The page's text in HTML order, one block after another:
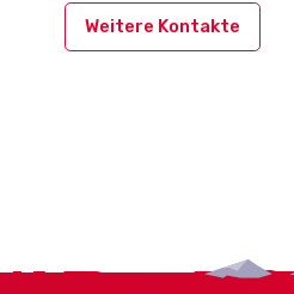
Weitere Kontakte